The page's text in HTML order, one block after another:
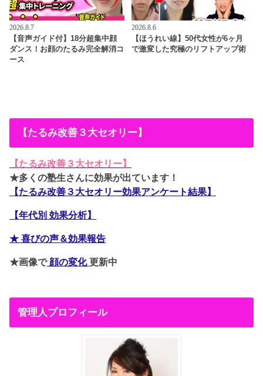
2026.8.7
【音声ガイド付】18分超集中顔
ダンス！お顔のたるみ完全解消コ
ース
2026.8.6
【ほうれい線】50代女性が6ヶ月
で激変した究極のリフトアップ術
【たるみ改善３大セオリー】
【たるみ改善３大セオリー】
★多くの塾生さんに効果が出ています！
【たるみ改善３大セオリー効果アンケート結果】
【年代別 効果分析】
★ 喜びの声＆効果報告
★画像で顔の変化更新中
管理人プロフィール